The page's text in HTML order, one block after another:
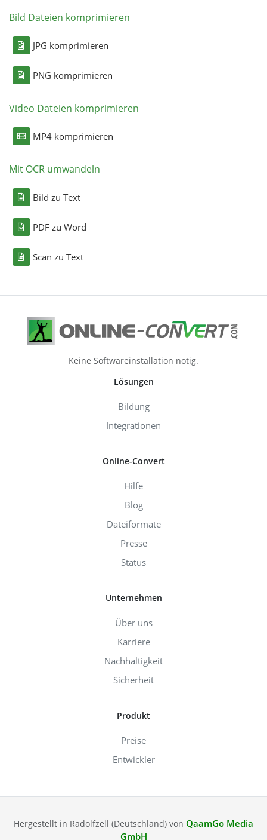
Bild Dateien komprimieren
JPG komprimieren
PNG komprimieren
Video Dateien komprimieren
MP4 komprimieren
Mit OCR umwandeln
Bild zu Text
PDF zu Word
Scan zu Text
Keine Softwareinstallation nötig.
Lösungen
Bildung
Integrationen
Online-Convert
Hilfe
Blog
Dateiformate
Presse
Status
Unternehmen
Über uns
Karriere
Nachhaltigkeit
Sicherheit
Produkt
Preise
Entwickler
Hergestellt in Radolfzell (Deutschland) von QaamGo Media
GmbH